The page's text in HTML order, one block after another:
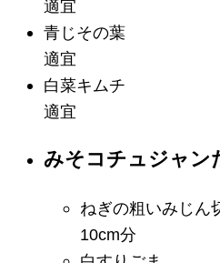
適宜
青じその葉
適宜
白菜キムチ
適宜
みそコチュジャン
ねぎの粗いみじん
10cm分